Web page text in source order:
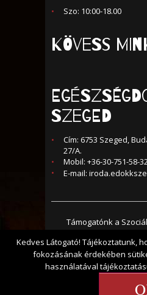
Szo: 10:00-18.00
KÖVESS
Szeged
Cím: 6753 Szeged,
27/A.
Mobil: +36-30-751-58-
E-mail:
Támogatónk a
Minisztérium és a
Minisztérium, az ESZA
© 2017 - Minden
EGÉSZSÉGDOKK
Kedves Látogató! Tájékoztatunk,
fokozásának érdekében
használatával